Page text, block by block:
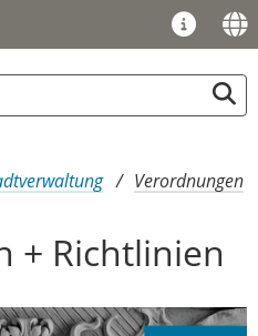
Verordnungen
+ Richtlinien